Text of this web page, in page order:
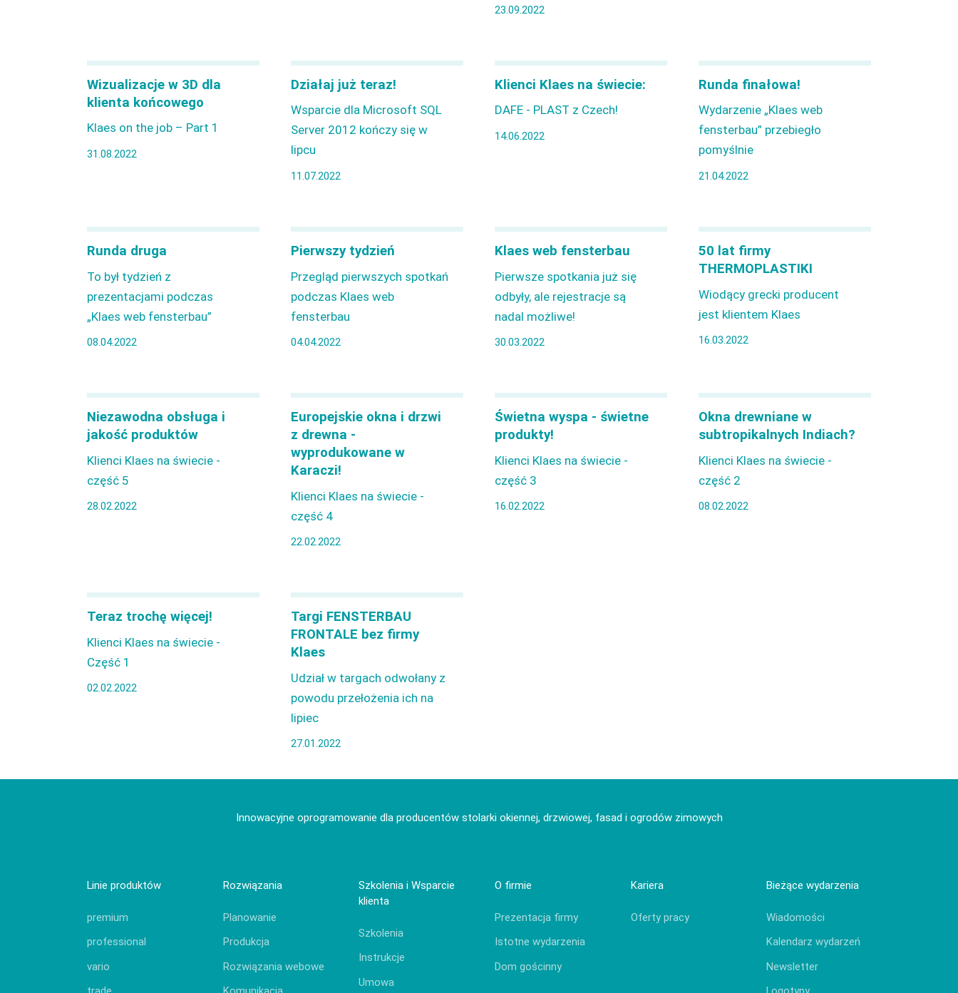
23.09.2022
Wizualizacje w 3D dla
klienta końcowego
Klaes on the job – Part 1
31.08.2022
Działaj już teraz!
Wsparcie dla Microsoft SQL
Server 2012 kończy się w
lipcu
11.07.2022
Klienci Klaes na świecie:
DAFE - PLAST z Czech!
14.06.2022
Runda finałowa!
Wydarzenie „Klaes web
fensterbau” przebiegło
pomyślnie
21.04.2022
Runda druga
To był tydzień z
prezentacjami podczas
„Klaes web fensterbau”
08.04.2022
Pierwszy tydzień
Przegląd pierwszych spotkań
podczas Klaes web
fensterbau
04.04.2022
Klaes web fensterbau
Pierwsze spotkania już się
odbyły, ale rejestracje są
nadal możliwe!
30.03.2022
50 lat firmy
THERMOPLASTIKI
Wiodący grecki producent
jest klientem Klaes
16.03.2022
Niezawodna obsługa i
jakość produktów
Klienci Klaes na świecie -
część 5
28.02.2022
Europejskie okna i drzwi
z drewna -
wyprodukowane w
Karaczi!
Klienci Klaes na świecie -
część 4
22.02.2022
Świetna wyspa - świetne
produkty!
Klienci Klaes na świecie -
część 3
16.02.2022
Okna drewniane w
subtropikalnych Indiach?
Klienci Klaes na świecie -
część 2
08.02.2022
Teraz trochę więcej!
Klienci Klaes na świecie -
Część 1
02.02.2022
Targi FENSTERBAU
FRONTALE bez firmy
Klaes
Udział w targach odwołany z
powodu przełożenia ich na
lipiec
27.01.2022
Innowacyjne oprogramowanie dla producentów stolarki okiennej, drzwiowej, fasad i ogrodów zimowych
Linie produktów
premium
professional
vario
Rozwiązania
Planowanie
Produkcja
Rozwiązania webowe
Szkolenia i Wsparcie
klienta
Szkolenia
Instrukcje
Umowa
O firmie
Prezentacja firmy
Istotne wydarzenia
Dom gościnny
Kariera
Oferty pracy
Bieżące wydarzenia
Wiadomości
Kalendarz wydarzeń
Newsletter